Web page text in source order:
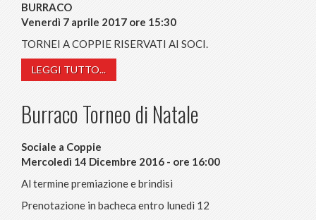
BURRACO
Venerdì 7 aprile 2017 ore 15:30
TORNEI A COPPIE RISERVATI AI SOCI.
LEGGI TUTTO...
Burraco Torneo di Natale
Sociale a Coppie
Mercoledì 14 Dicembre 2016 - ore 16:00
Al termine premiazione e brindisi
Prenotazione in bacheca entro lunedì 12